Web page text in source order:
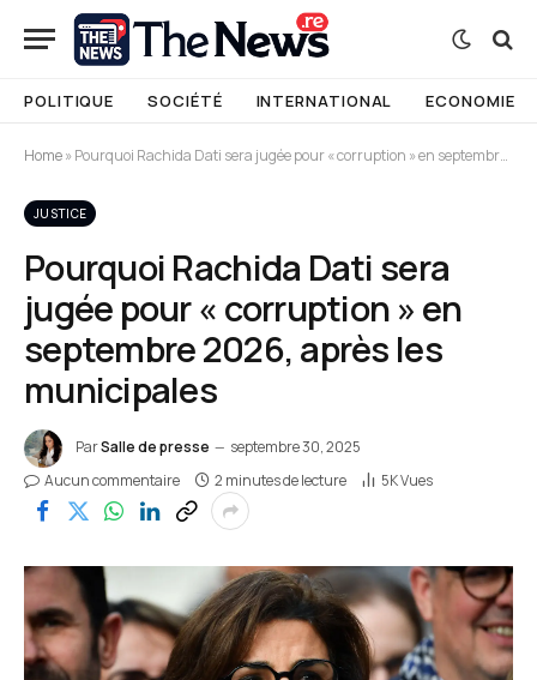
POLITIQUE SOCIÉTÉ INTERNATIONAL ECONOMIE
Home»Pourquoi Rachida Dati sera jugée pour « corruption » en septembre 2026, après les municipales
JUSTICE
Pourquoi Rachida Dati sera
jugée pour « corruption » en
septembre 2026, après les
municipales
ParSalle de presse
septembre 30, 2025
Aucun commentaire
2 minutes de lecture 5KVues